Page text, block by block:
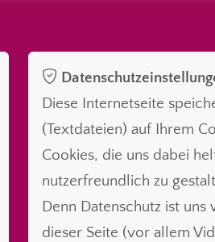
Diese Internetseite
(Textdateien) auf Ihrem
Cookies, die uns dabei
nutzerfreundlich zu
Denn Datenschutz ist uns
dieser Seite (vor allem